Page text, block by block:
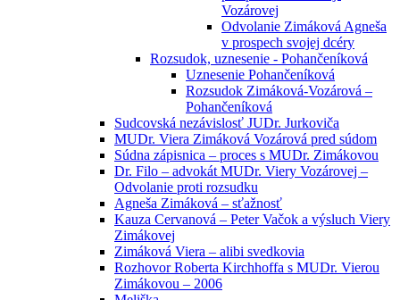
Vozárovej
Odvolanie Zimáková Agneša
v prospech svojej dcéry
Rozsudok, uznesenie - Pohančeníková
Uznesenie Pohančeníková
Rozsudok Zimáková-Vozárová –
Pohančeníková
Sudcovská nezávislosť JUDr. Jurkoviča
MUDr. Viera Zimáková Vozárová pred súdom
Súdna zápisnica – proces s MUDr. Zimákovou
Dr. Filo – advokát MUDr. Viery Vozárovej –
Odvolanie proti rozsudku
Agneša Zimáková – sťažnosť
Kauza Cervanová – Peter Vačok a výsluch Viery
Zimákovej
Zimáková Viera – alibi svedkovia
Rozhovor Roberta Kirchhoffa s MUDr. Vierou
Zimákovou – 2006